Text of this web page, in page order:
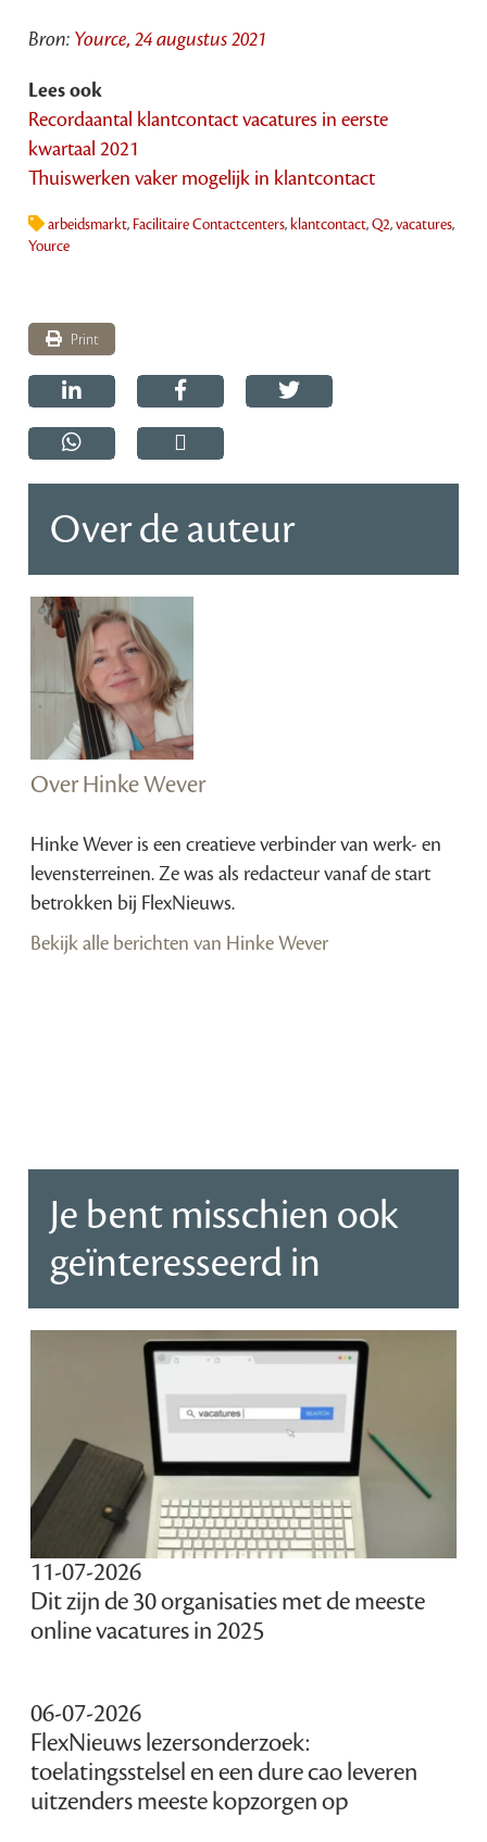
Bron: Yource, 24 augustus 2021
Lees ook
Recordaantal klantcontact vacatures in eerste
kwartaal 2021
Thuiswerken vaker mogelijk in klantcontact
arbeidsmarkt, Facilitaire Contactcenters, klantcontact,Q2,vacatures,
Yource
Print
Over de auteur
Over Hinke Wever
Hinke Wever is een creatieve verbinder van werk- en
levensterreinen. Ze was als redacteur vanaf de start
betrokken bij FlexNieuws.
Bekijk alle berichten van Hinke Wever
Je bent misschien ook
geïnteresseerd in
11-07-2026
Dit zijn de 30 organisaties met de meeste
online vacatures in 2025
06-07-2026
FlexNieuws lezersonderzoek:
toelatingsstelsel en een dure cao leveren
uitzenders meeste kopzorgen op